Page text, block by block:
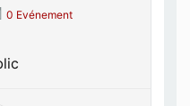
0 Evénement